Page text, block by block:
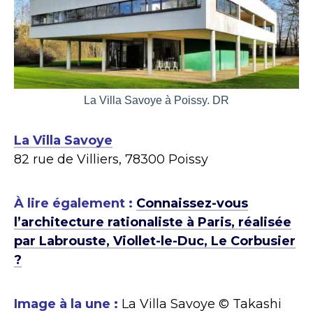
La Villa Savoye à Poissy. DR
La Villa Savoye
82 rue de Villiers, 78300 Poissy
À lire également : Connaissez-vous
l’architecture rationaliste à Paris, réalisée
par Labrouste, Viollet-le-Duc, Le Corbusier
?
Image à la une : La Villa Savoye © Takashi